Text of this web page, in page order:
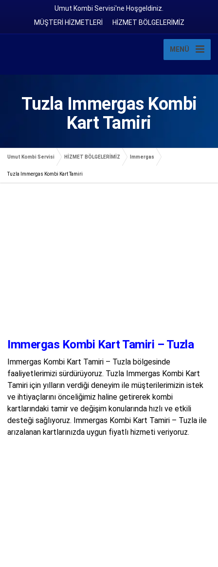
Umut Kombi Servisi'ne Hoşgeldiniz.
MÜŞTERİ HİZMETLERİ
HİZMET BÖLGELERİMİZ
MENÜ
Tuzla Immergas Kombi
Kart Tamiri
Umut Kombi Servisi HİZMET BÖLGELERİMİZ Immergas
Tuzla Immergas Kombi Kart Tamiri
Immergas Kombi Kart Tamiri – Tuzla
Immergas Kombi Kart Tamiri – Tuzla bölgesinde
faaliyetlerimizi sürdürüyoruz. Tuzla Immergas Kombi Kart
Tamiri için yılların verdiği deneyim ile müşterilerimizin istek
ve ihtiyaçlarını önceliğimiz haline getirerek kombi
kartlarındaki tamir ve değişim konularında hızlı ve etkili
desteği sağlıyoruz. Immergas Kombi Kart Tamiri – Tuzla ile
arızalanan kartlarınızda uygun fiyatlı hizmeti veriyoruz.